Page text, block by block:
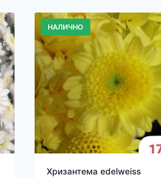
НАЛИЧНО
Хризантема edelweiss